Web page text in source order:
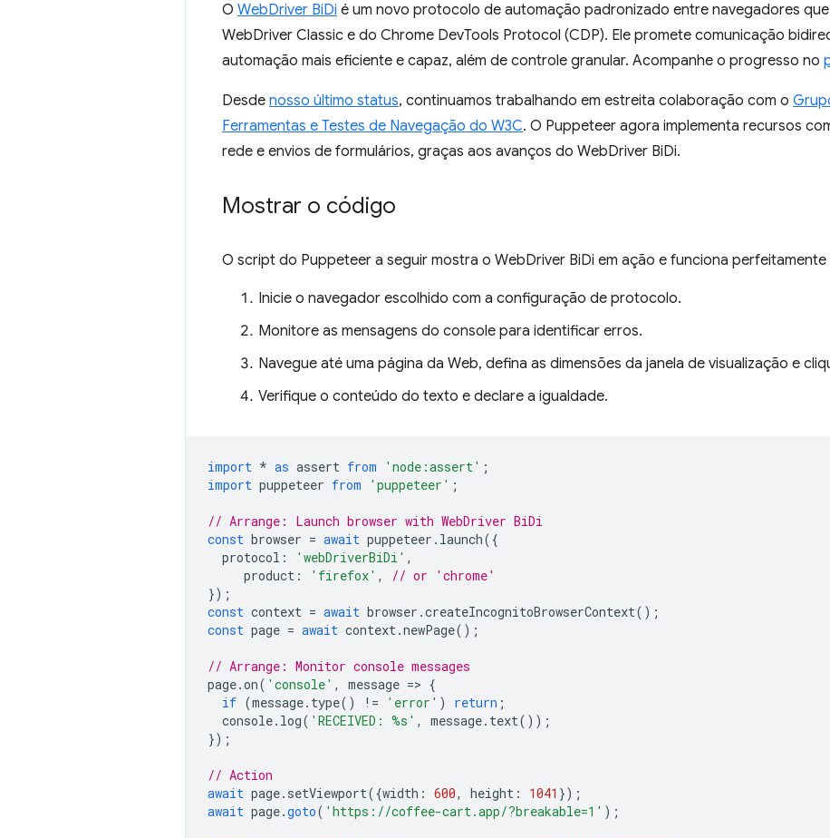
O WebDriver BiDi é um novo protocolo de automação padronizado entre navegadores
WebDriver Classic e do Chrome DevTools Protocol (CDP). Ele promete comunicação
automação mais eficiente e capaz, além de controle granular. Acompanhe o progresso no
Desde nosso último status, continuamos trabalhando em estreita colaboração com o
Ferramentas e Testes de Navegação do W3C. O Puppeteer agora implementa recursos
rede e envios de formulários, graças aos avanços do WebDriver BiDi.
Mostrar o código
O script do Puppeteer a seguir mostra o WebDriver BiDi em ação e funciona
Inicie o navegador escolhido com a configuração de protocolo.
Monitore as mensagens do console para identificar erros.
Navegue até uma página da Web, defina as dimensões da janela de visualização e
Verifique o conteúdo do texto e declare a igualdade.
import * as assert from 'node:assert' ;
import puppeteer from 'puppeteer' ;
// Arrange: Launch browser with WebDriver BiDi
const browser = await puppeteer . launch({
protocol : 'webDriverBiDi' ,
product : 'firefox' ,
// or 'chrome'
});
const context = await browser .createIncognitoBrowserContext();
const page = await context.newPage();
// Arrange: Monitor console messages
page.on( 'console' , message => {
if (message. type() != 'error' ) return ;
console. log( 'RECEIVED: %s' , message. text());
});
// Action
await page. setViewport({width : 600, height : 1041 });
await page.goto( 'https://coffee-cart.app/?breakable=1' );